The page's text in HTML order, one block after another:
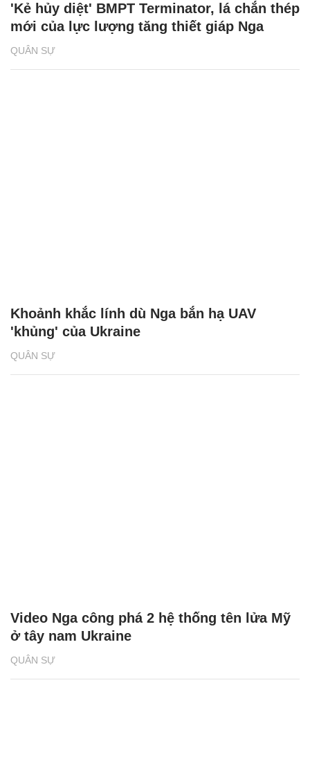
QUÂN SỰ
'Kẻ hủy diệt' BMPT Terminator, lá chắn thép
mới của lực lượng tăng thiết giáp Nga
QUÂN SỰ
Khoảnh khắc lính dù Nga bắn hạ UAV
'khủng' của Ukraine
QUÂN SỰ
Video Nga công phá 2 hệ thống tên lửa Mỹ
ở tây nam Ukraine